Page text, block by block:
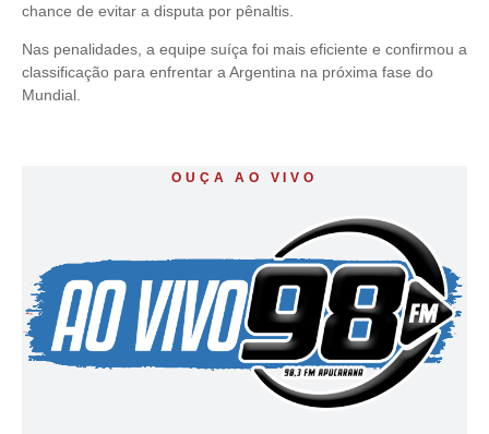
chance de evitar a disputa por pênaltis.
Nas penalidades, a equipe suíça foi mais eficiente e confirmou a
classificação para enfrentar a Argentina na próxima fase do
Mundial.
OUÇA AO VIVO